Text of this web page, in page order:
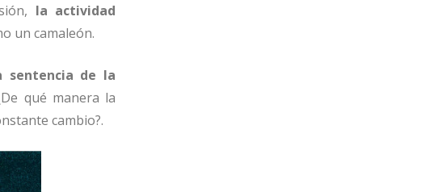
la actividad
un camaleón.
sentencia de la
qué manera la
cambio?.